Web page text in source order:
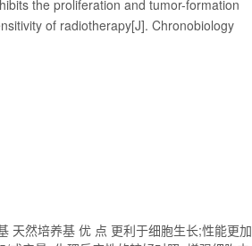
the proliferation and tumor-formation
of radiotherapy[J]. Chronobiology
天然培养基 优 点 更利于细胞生长;性能更加